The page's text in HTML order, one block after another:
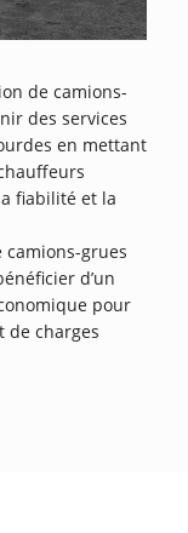
2 3 4 5 6
de camions-
des services
en mettant
fiabilité et la
grues
d’un
pour
de charges